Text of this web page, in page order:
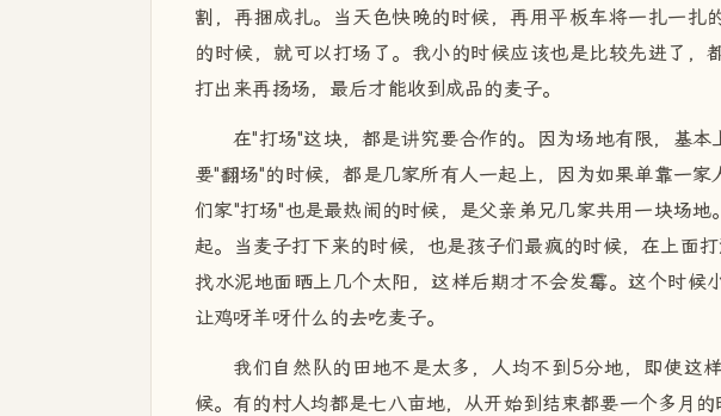
割，再捆成扎。当天色快晚的时候，再用平板车将一扎一扎
的时候，就可以打场了。我小的时候应该也是比较先进了，
打出来再扬场，最后才能收到成品的麦子。
在"打场"这块，都是讲究要合作的。因为场地有限，基
要"翻场"的时候，都是几家所有人一起上，因为如果单靠一
们家"打场"也是最热闹的时候，是父亲弟兄几家共用一块场
起。当麦子打下来的时候，也是孩子们最疯的时候，在上面
找水泥地面晒上几个太阳，这样后期才不会发霉。这个时候
让鸡呀羊呀什么的去吃麦子。
我们自然队的田地不是太多，人均不到5分地，即使这
候。有的村人均都是七八亩地，从开始到结束都要一个多月的